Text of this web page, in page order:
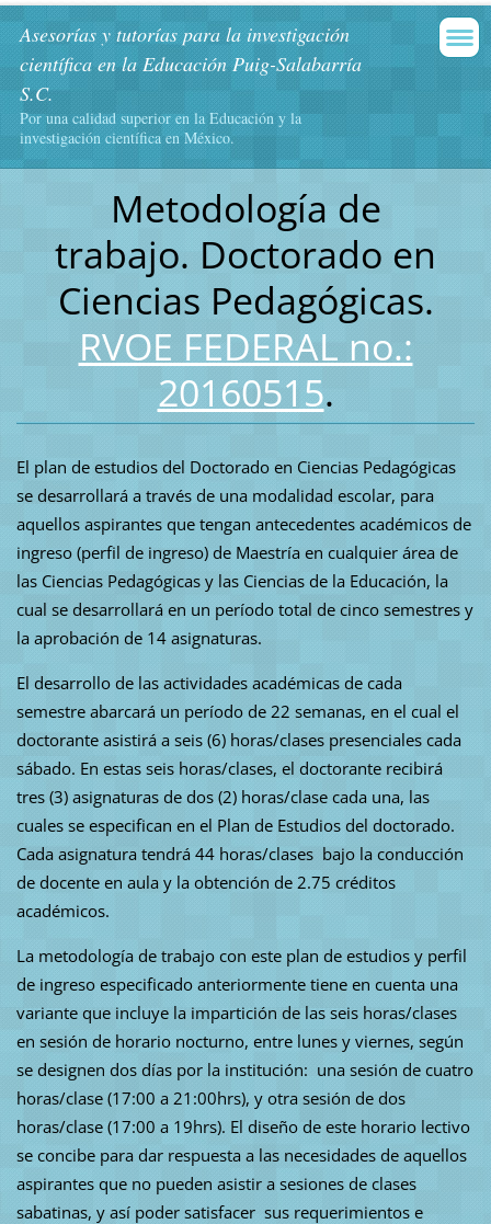
Asesorías y tutorías para la investigación
científica en la Educación Puig-Salabarría
S.C.
Por una calidad superior en la Educación y la
investigación científica en México.
Metodología de
trabajo. Doctorado en
Ciencias Pedagógicas.
RVOE FEDERAL no.:
20160515.
El plan de estudios del Doctorado en Ciencias Pedagógicas
se desarrollará a través de una modalidad escolar, para
aquellos aspirantes que tengan antecedentes académicos de
ingreso (perfil de ingreso) de Maestría en cualquier área de
las Ciencias Pedagógicas y las Ciencias de la Educación, la
cual se desarrollará en un período total de cinco semestres y
la aprobación de 14 asignaturas.
El desarrollo de las actividades académicas de cada
semestre abarcará un período de 22 semanas, en el cual el
doctorante asistirá a seis (6) horas/clases presenciales cada
sábado. En estas seis horas/clases, el doctorante recibirá
tres (3) asignaturas de dos (2) horas/clase cada una, las
cuales se especifican en el Plan de Estudios del doctorado.
Cada asignatura tendrá 44 horas/clases bajo la conducción
de docente en aula y la obtención de 2.75 créditos
académicos.
La metodología de trabajo con este plan de estudios y perfil
de ingreso especificado anteriormente tiene en cuenta una
variante que incluye la impartición de las seis horas/clases
en sesión de horario nocturno, entre lunes y viernes, según
se designen dos días por la institución: una sesión de cuatro
horas/clase (17:00 a 21:00hrs), y otra sesión de dos
horas/clase (17:00 a 19hrs). El diseño de este horario lectivo
se concibe para dar respuesta a las necesidades de aquellos
aspirantes que no pueden asistir a sesiones de clases
sabatinas, y así poder satisfacer sus requerimientos e